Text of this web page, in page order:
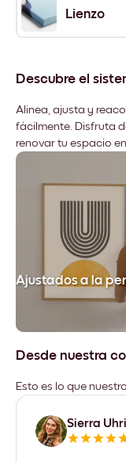
Lienzo
Descubre el
Alinea, ajusta y
fácilmente. Disfruta
renovar tu espacio
Ajustados a la
Desde nuestra
Esto es lo que
Sierra